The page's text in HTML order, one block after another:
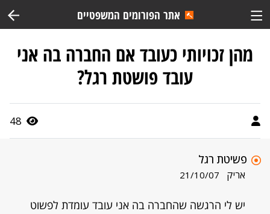
אתר הפורומים המשפטיים
מהן זכויותי כעובד אם החברה בה אני
עובד פושטת רגל?
48
פשיטת רגל
אריק 21/10/07
יש לי הרגשה שהחברה בה אני עובד עומדת לפשוט